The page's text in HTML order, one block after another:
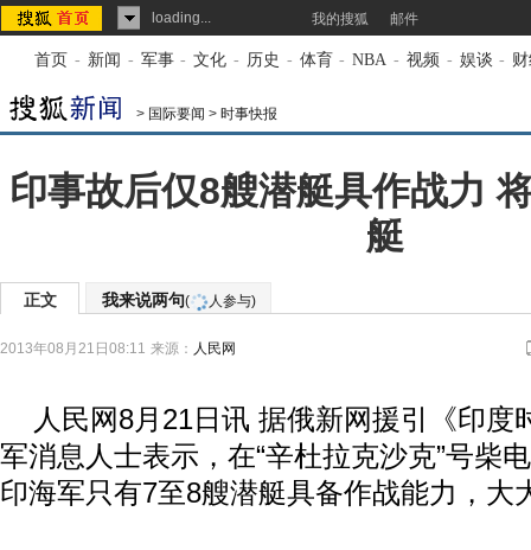
loading... 我的搜狐 邮件
首页 - 新闻 - 军事 - 文化 - 历史 - 体育 - NBA - 视频 - 娱谈 -
> 国际要闻 > 时事快报
印事故后仅8艘潜艇具作战力
艇
正文 我来说两句( 人参与)
2013年08月21日08:11 来源： 人民网
人民网8月21日讯 据俄新网援引《印度
军消息人士表示，在“辛杜拉克沙克”号柴
印海军只有7至8艘潜艇具备作战能力，大